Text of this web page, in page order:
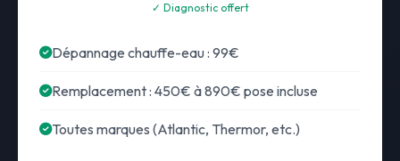
✓ Diagnostic offert
Dépannage chauffe-eau : 99€
Remplacement : 450€ à 890€ pose incluse
Toutes marques (Atlantic, Thermor, etc.)